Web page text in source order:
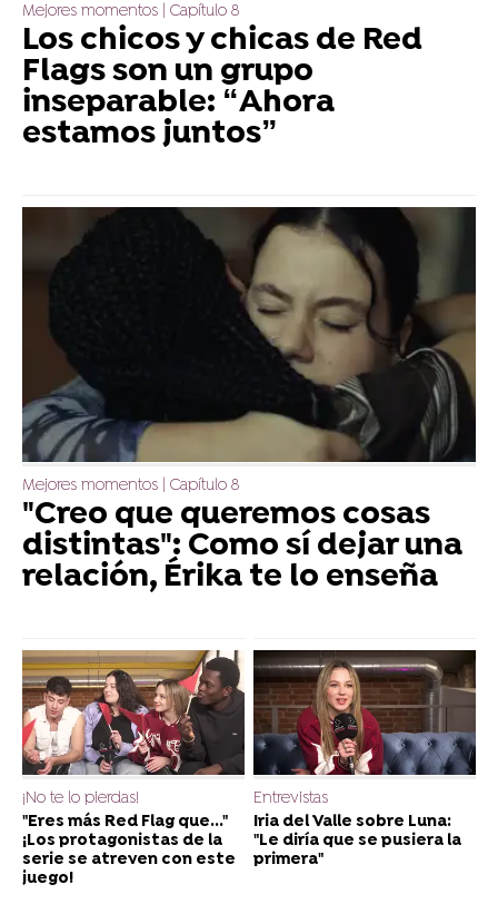
Mejores momentos | Capítulo 8
Los chicos y chicas de Red
Flags son un grupo
inseparable: “Ahora
estamos juntos”
Mejores momentos | Capítulo 8
"Creo que queremos cosas
distintas": Como sí dejar una
relación, Érika te lo enseña
¡No te lo pierdas!
"Eres más Red Flag que..."
¡Los protagonistas de la
serie se atreven con este
juego!
Entrevistas
Iria del Valle sobre Luna:
"Le diría que se pusiera la
primera"